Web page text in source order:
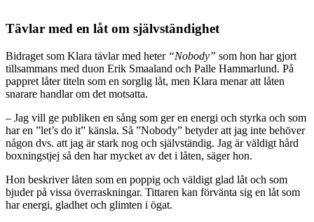
Tävlar med en låt om självständighet
Bidraget som Klara tävlar med heter “Nobody” som hon har gjort
tillsammans med duon Erik Smaaland och Palle Hammarlund. På
pappret låter titeln som en sorglig låt, men Klara menar att låten
snarare handlar om det motsatta.
– Jag vill ge publiken en sång som ger en energi och styrka och som
har en ”let’s do it” känsla. Så ”Nobody” betyder att jag inte behöver
någon dvs. att jag är stark nog och självständig. Jag är väldigt hård
boxningstjej så den har mycket av det i låten, säger hon.
Hon beskriver låten som en poppig och väldigt glad låt och som
bjuder på vissa överraskningar. Tittaren kan förvänta sig en låt som
har energi, gladhet och glimten i ögat.